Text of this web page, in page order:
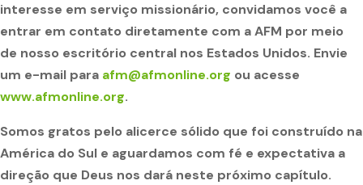
interesse em serviço missionário, convidamos você a
entrar em contato diretamente com a AFM por meio
de nosso escritório central nos Estados Unidos. Envie
um e-mail para afm@afmonline.org ou acesse
www.afmonline.org.
Somos gratos pelo alicerce sólido que foi construído na
América do Sul e aguardamos com fé e expectativa a
direção que Deus nos dará neste próximo capítulo.